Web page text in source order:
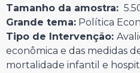
Tamanho da amostra:
Grande tema: Política
Tipo de Intervenção:
econômica e das medidas
mortalidade infantil e